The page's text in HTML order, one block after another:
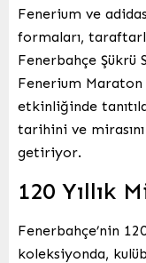
Fenerium ve
formaları,
Fenerbahçe Şükrü
Fenerium Maraton
etkinliğinde
tarihini ve
getiriyor.
120 Yıllık
Fenerbahçe’nin
koleksiyonda,